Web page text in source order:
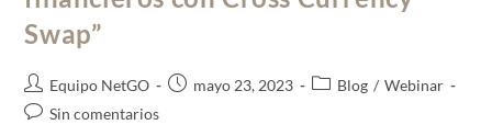
Swap”
Equipo NetGO mayo 23, 2023 Blog / Webinar
Sin comentarios